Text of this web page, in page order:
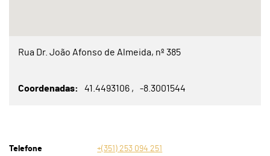
Rua Dr. João Afonso de Almeida, nº 385
Coordenadas 41.4493106 -8.3001544
Telefone +(351) 253 094 251